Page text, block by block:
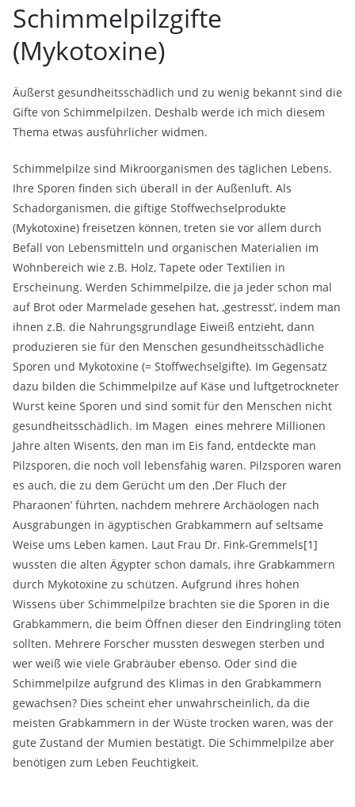
Schimmelpilzgifte
(Mykotoxine)
Äußerst gesundheitsschädlich und zu wenig bekannt sind die
Gifte von Schimmelpilzen. Deshalb werde ich mich diesem
Thema etwas ausführlicher widmen.
Schimmelpilze sind Mikroorganismen des täglichen Lebens.
Ihre Sporen finden sich überall in der Außenluft. Als
Schadorganismen, die giftige Stoffwechselprodukte
(Mykotoxine) freisetzen können, treten sie vor allem durch
Befall von Lebensmitteln und organischen Materialien im
Wohnbereich wie z.B. Holz, Tapete oder Textilien in
Erscheinung. Werden Schimmelpilze, die ja jeder schon mal
auf Brot oder Marmelade gesehen hat, ‚gestresst’, indem man
ihnen z.B. die Nahrungsgrundlage Eiweiß entzieht, dann
produzieren sie für den Menschen gesundheitsschädliche
Sporen und Mykotoxine (= Stoffwechselgifte). Im Gegensatz
dazu bilden die Schimmelpilze auf Käse und luftgetrockneter
Wurst keine Sporen und sind somit für den Menschen nicht
gesundheitsschädlich. Im Magen eines mehrere Millionen
Jahre alten Wisents, den man im Eis fand, entdeckte man
Pilzsporen, die noch voll lebensfähig waren. Pilzsporen waren
es auch, die zu dem Gerücht um den ‚Der Fluch der
Pharaonen’ führten, nachdem mehrere Archäologen nach
Ausgrabungen in ägyptischen Grabkammern auf seltsame
Weise ums Leben kamen. Laut Frau Dr. Fink-Gremmels[1]
wussten die alten Ägypter schon damals, ihre Grabkammern
durch Mykotoxine zu schützen. Aufgrund ihres hohen
Wissens über Schimmelpilze brachten sie die Sporen in die
Grabkammern, die beim Öffnen dieser den Eindringling töten
sollten. Mehrere Forscher mussten deswegen sterben und
wer weiß wie viele Grabräuber ebenso. Oder sind die
Schimmelpilze aufgrund des Klimas in den Grabkammern
gewachsen? Dies scheint eher unwahrscheinlich, da die
meisten Grabkammern in der Wüste trocken waren, was der
gute Zustand der Mumien bestätigt. Die Schimmelpilze aber
benötigen zum Leben Feuchtigkeit.